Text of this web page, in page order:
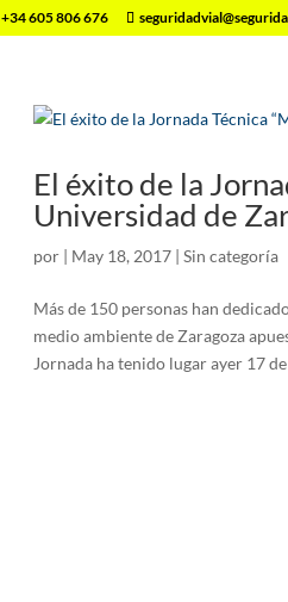
+34 605 806 676
El éxito de la
Universidad de
por | May 18, 2017| Sin categoría
Más de 150 personas han
medio ambiente de Zaragoza
Jornada ha tenido lugar ayer 17